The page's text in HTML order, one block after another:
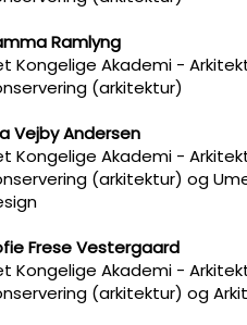
Ramlyng
Kongelige Akademi -
(arkitektur)
Vejby Andersen
Kongelige Akademi -
(arkitektur) og
Frese Vestergaard
Kongelige Akademi -
(arkitektur) og